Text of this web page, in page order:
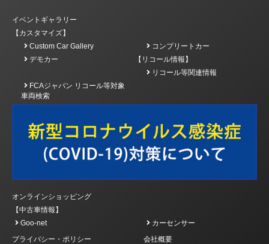
イベントギャラリー
【カスタマイズ】
Custom Car Gallery
コンプリートカー
デモカー
【リコール情報】
リコール等関連情報
FCAジャパン リコール等対象
車両検索
オンラインショッピング
【中古車情報】
Goo-net
カーセンサー
プライバシー・ポリシー
会社概要